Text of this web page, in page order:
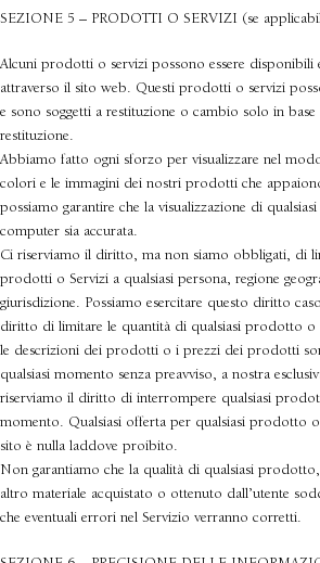
SEZIONE 5 – PRODOTTI O SERVIZI (se
Alcuni prodotti o servizi possono essere disponibili
attraverso il sito web. Questi prodotti o servizi
e sono soggetti a restituzione o cambio solo in
restituzione.
Abbiamo fatto ogni sforzo per visualizzare nel
colori e le immagini dei nostri prodotti che
possiamo garantire che la visualizzazione di
computer sia accurata.
Ci riserviamo il diritto, ma non siamo obbligati, di
prodotti o Servizi a qualsiasi persona, regione
giurisdizione. Possiamo esercitare questo diritto
diritto di limitare le quantità di qualsiasi prodotto o
le descrizioni dei prodotti o i prezzi dei prodotti
qualsiasi momento senza preavviso, a nostra
riserviamo il diritto di interrompere qualsiasi
momento. Qualsiasi offerta per qualsiasi prodotto
sito è nulla laddove proibito.
Non garantiamo che la qualità di qualsiasi
altro materiale acquistato o ottenuto dall’utente
che eventuali errori nel Servizio verranno corretti.